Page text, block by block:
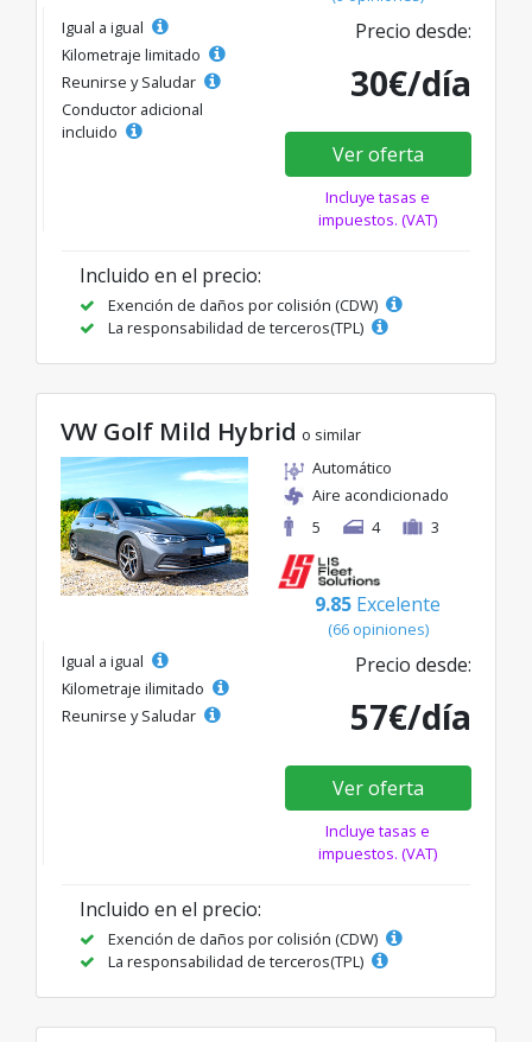
Igual a igual
Kilometraje limitado
Reunirse y Saludar
Conductor adicional
incluido
Precio desde:
30€/día
Ver oferta
Incluye tasas e
impuestos. (VAT)
Incluido en el precio:
Exención de daños por colisión (CDW)
La responsabilidad de terceros(TPL)
VW Golf Mild Hybrid o similar
Automático
Aire acondicionado
5
4 3
9.85 Excelente
(66 opiniones)
Igual a igual
Kilometraje ilimitado
Reunirse y Saludar
Precio desde:
57€/día
Ver oferta
Incluye tasas e
impuestos. (VAT)
Incluido en el precio:
Exención de daños por colisión (CDW)
La responsabilidad de terceros(TPL)